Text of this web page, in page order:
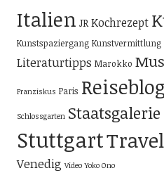
Italien JR Kochrezept
Kunstspaziergang Kunstvermittlung
Literaturtipps Marokko
Franziskus Paris Reiseblog
Schlossgarten Staatsgalerie
Stuttgart
Venedig Video Yoko Ono